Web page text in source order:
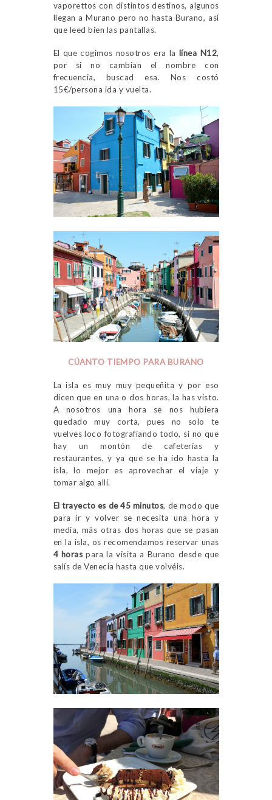
vaporettos con distintos destinos, algunos
llegan a Murano pero no hasta Burano, así
que leed bien las pantallas.
El que cogimos nosotros era la línea N12,
por si no cambian el nombre con
frecuencia, buscad esa. Nos costó
15€/persona ida y vuelta.
CÚANTO TIEMPO PARA BURANO
La isla es muy muy pequeñita y por eso
dicen que en una o dos horas, la has visto.
A nosotros una hora se nos hubiera
quedado muy corta, pues no solo te
vuelves loco fotografiando todo, si no que
hay un montón de cafeterías y
restaurantes, y ya que se ha ido hasta la
isla, lo mejor es aprovechar el viaje y
tomar algo allí.
El trayecto es de 45 minutos, de modo que
para ir y volver se necesita una hora y
media, más otras dos horas que se pasan
en la isla, os recomendamos reservar unas
4 horas para la visita a Burano desde que
salís de Venecia hasta que volvéis.